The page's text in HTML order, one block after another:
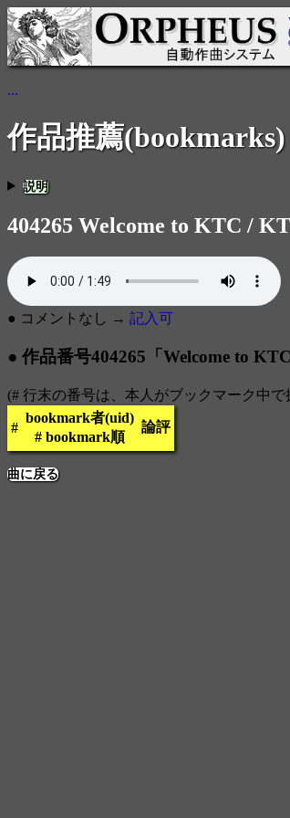
...
作品推薦(bookmarks)
説明
404265 Welcome to KTC /
● コメントなし → 記入可
● 作品番号404265「Welcome to
(# 行末の番号は、本人がブックマーク中
#
bookmark者(uid)
# bookmark順
論評
曲に戻る